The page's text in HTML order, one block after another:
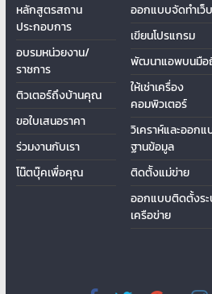
หลักสูตรสถาน
ประกอบการ
อบรมหน่วยงาน/
ราชการ
ติวเตอร์ถึงบ้านคุณ
ขอใบเสนอราคา
ร่วมงานกับเรา
โน๊ตบุ๊คเพื่อคุณ
ออกแบบจัดทำเว็
เขียนโปรแกรม
พัฒนาแอพบนมือ
ให้เช่าเครื่อง
คอมพิวเตอร์
วิเคราห์และออกแ
ฐานข้อมูล
ติดต้ังแม่ข่าย
ออกแบบติดตั้งร
เครือข่าย